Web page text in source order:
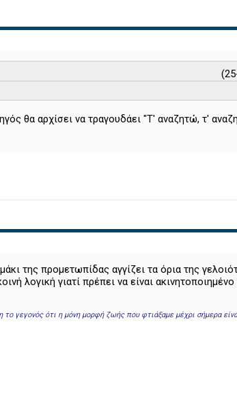
θα αρχίσει να τραγουδάει "Τ' αναζητώ, τ'
της προμετωπίδας αγγίζει τα όρια της
λογική γιατί πρέπει να είναι
γεγονός ότι η μόνη μορφή ζωής που φτιάξαμε μέχρι σήμερα